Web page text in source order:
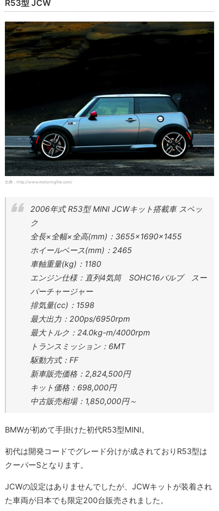
R53型 JCW
出典：http://www.motoringfile.com/
2006年式 R53型 MINI JCWキット搭載車 スペッ
ク
全長×全幅×全高(mm)：3655×1690×1455
ホイールベース(mm)：2465
車軸重量(kg)：1180
エンジン仕様：直列4気筒 SOHC16バルブ スー
パーチャージャー
排気量(cc)：1598
最大出力：200ps/6950rpm
最大トルク：24.0kg-m/4000rpm
トランスミッション：6MT
駆動方式：FF
新車販売価格：2,824,500円
キット価格：698,000円
中古販売相場：1,850,000円～
BMWが初めて手掛けた初代R53型MINI。
初代は開発コードでグレード分けが成されておりR53型は
クーパーSとなります。
JCWの設定はありませんでしたが、JCWキットが装着され
た車両が日本でも限定200台販売されました。